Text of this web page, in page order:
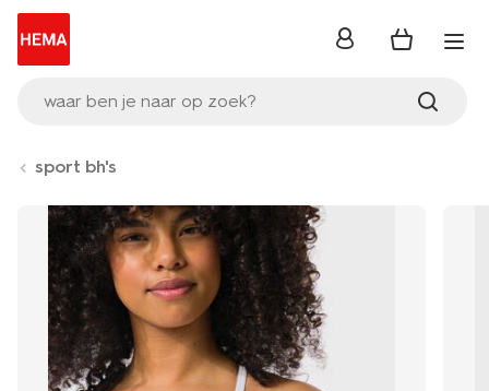
waar ben je naar op zoek?
inloggen
sport bh's